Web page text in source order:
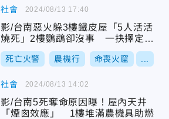
社會
影/台南惡火躲3樓鐵皮屋「5人活活
燒死」2樓鸚鵡卻沒事 一抉擇定生
死
死亡火警 農機行 命喪火窟
2024/08/13 17:40
社會
影/台南5死奪命原因曝！屋內天井
「煙囪效應」 1樓堆滿農機具助燃
2024/08/13 14:02